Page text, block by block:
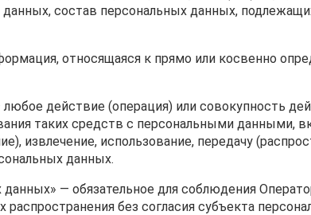
состав персональных данных,
относящаяся к прямо или косвенно
действие (операция) или совокупность
таких средств с персональными данными,
извлечение, использование, передачу
данных.
данных» — обязательное для соблюдения
без согласия субъекта